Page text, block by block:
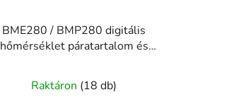
BME280 / BMP280 digitális
hőmérséklet páratartalom és
termék
Raktáron (18 db)